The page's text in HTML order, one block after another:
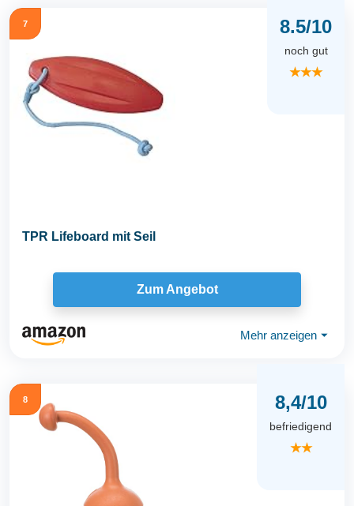
7 8.5/10
noch gut
★★★
TPR Lifeboard mit Seil
Zum Angebot
Mehr anzeigen ⏷
8 8,4/10
befriedigend
★★